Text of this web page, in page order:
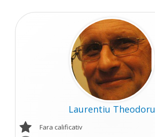
Laurentiu Theodoru
Fara calificativ